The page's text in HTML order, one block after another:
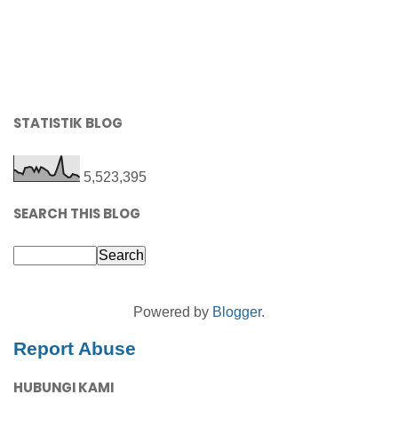
STATISTIK BLOG
5,523,395
SEARCH THIS BLOG
Powered by Blogger.
Report Abuse
HUBUNGI KAMI